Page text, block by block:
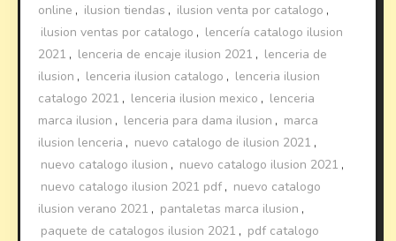
online , ilusion tiendas , ilusion venta por catalogo ,
ilusion ventas por catalogo , lencería catalogo ilusion
2021 , lenceria de encaje ilusion 2021 , lenceria de
ilusion , lenceria ilusion catalogo , lenceria ilusion
catalogo 2021 , lenceria ilusion mexico , lenceria
marca ilusion , lenceria para dama ilusion , marca
ilusion lenceria , nuevo catalogo de ilusion 2021 ,
nuevo catalogo ilusion , nuevo catalogo ilusion 2021 ,
nuevo catalogo ilusion 2021 pdf , nuevo catalogo
ilusion verano 2021 , pantaletas marca ilusion ,
paquete de catalogos ilusion 2021 , pdf catalogo